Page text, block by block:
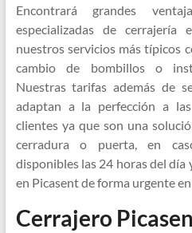
Encontrará grandes
especializadas de cerrajería
nuestros servicios más típicos
cambio de bombillos o
Nuestras tarifas además de
adaptan a la perfección a
clientes ya que son una
cerradura o puerta, en
disponibles las 24 horas del día
en Picasent de forma urgente
Cerrajero